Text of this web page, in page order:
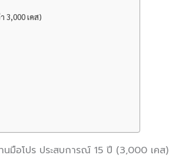
3,000 เคส)
มือโปร ประสบการณ์ 15 ปี (3,000 เคส)